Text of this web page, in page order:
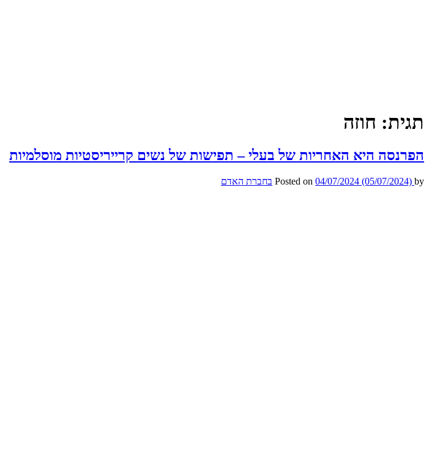
תגית: חוזה
הפרנסה היא האחריות של בעלי – תפישות של נשים קרייריסטיות מוסלמיות
Posted on 04/07/2024 (05/07/2024) by בחברת האדם